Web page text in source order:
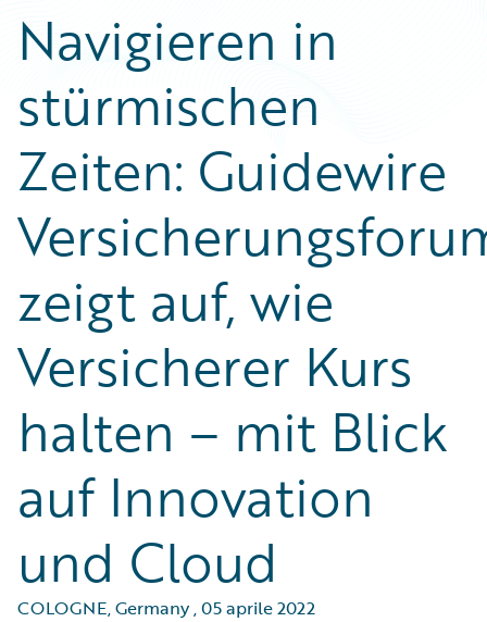
Navigieren in
stürmischen
Zeiten: Guidewire
zeigt auf, wie
Versicherer Kurs
halten – mit Blick
auf Innovation
und Cloud
COLOGNE, Germany,05 aprile 2022